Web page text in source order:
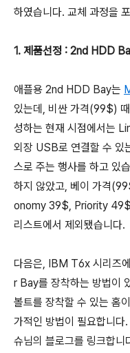
하였습니다. 교체 과정을
1. 제품선정 : 2nd HDD
애플용 2nd HDD Bay는
있는데, 비싼 가격(99$)
성하는 현재 시점에서는
외장 USB로 연결할 수
스로 주는 행사를 하고 있
하지 않았고, 베이 가격
onomy 39$, Priority
리스트에서 제외됐습니다.
다음은, IBM T6x 시리즈
r Bay를 장착하는 방법이
볼트를 장착할 수 있는 홈
가적인 방법이 필요합니
슈님의 블로그를 링크합니